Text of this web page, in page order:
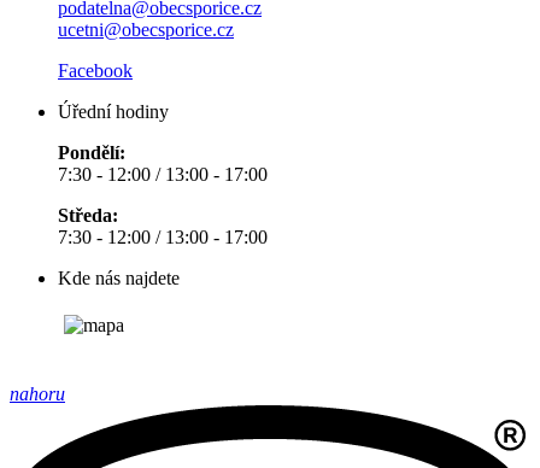
podatelna@obecsporice.cz
ucetni@obecsporice.cz
Facebook
Úřední hodiny
Pondělí:
7:30 - 12:00 / 13:00 - 17:00
Středa:
7:30 - 12:00 / 13:00 - 17:00
Kde nás najdete
nahoru